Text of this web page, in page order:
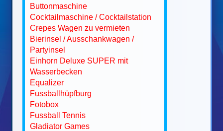
Buttonmaschine
Cocktailmaschine / Cocktailstation
Crepes Wagen zu vermieten
Bierinsel / Ausschankwagen /
Partyinsel
Einhorn Deluxe SUPER mit
Wasserbecken
Equalizer
Fussballhüpfburg
Fotobox
Fussball Tennis
Gladiator Games